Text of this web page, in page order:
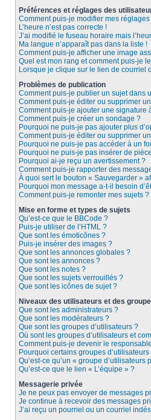
Préférences et réglages des
Comment puis-je modifier mes réglages
L’heure n’est pas correcte !
J’ai modifié le fuseau horaire mais
Ma langue n’apparaît pas dans la liste !
Comment puis-je afficher une image
Quel est mon rang et comment puis-je
Lorsque je clique sur le lien de courriel
Problèmes de publication
Comment puis-je publier un sujet dans
Comment puis-je éditer ou supprimer
Comment puis-je ajouter une signature
Comment puis-je créer un sondage ?
Pourquoi ne puis-je pas ajouter plus
Comment puis-je éditer ou supprimer
Pourquoi ne puis-je pas accéder à un
Pourquoi ne puis-je pas insérer de
Pourquoi ai-je reçu un avertissement ?
Comment puis-je rapporter des
À quoi sert le bouton « Sauvegarder »
Pourquoi mon message a-t-il besoin
Comment puis-je remonter mes sujets ?
Mise en forme et types de sujets
Qu’est-ce que le BBCode ?
Puis-je utiliser de l’HTML ?
Que sont les émoticônes ?
Puis-je insérer des images ?
Que sont les annonces globales ?
Que sont les annonces ?
Que sont les notes ?
Que sont les sujets verrouillés ?
Que sont les icônes de sujet ?
Niveaux des utilisateurs et des
Que sont les administrateurs ?
Que sont les modérateurs ?
Que sont les groupes d’utilisateurs ?
Où sont les groupes d’utilisateurs et
Comment puis-je devenir le
Pourquoi certains groupes
Qu’est-ce qu’un « groupe d’utilisateurs
Qu’est-ce que le lien « L’équipe » ?
Messagerie privée
Je ne peux pas envoyer de messages
Je continue à recevoir des messages
J’ai reçu un pourriel ou un courriel